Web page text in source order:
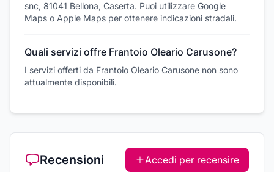
snc, 81041 Bellona, Caserta. Puoi utilizzare Google
Maps o Apple Maps per ottenere indicazioni stradali.
Quali servizi offre Frantoio Oleario Carusone?
I servizi offerti da Frantoio Oleario Carusone non sono
attualmente disponibili.
Recensioni Accedi per recensire